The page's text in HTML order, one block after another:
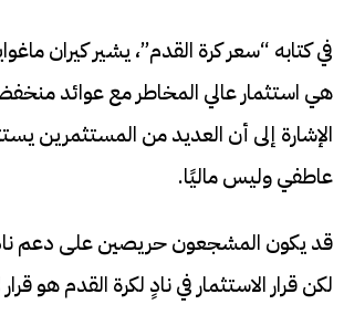
في كتابه “سعر كرة القدم”، يشير كيران
هي استثمار عالي المخاطر مع عوائد
الإشارة إلى أن العديد من المستثمرين
عاطفي وليس ماليًا.
قد يكون المشجعون حريصين على دعم
لكن قرار الاستثمار في نادٍ لكرة القدم هو